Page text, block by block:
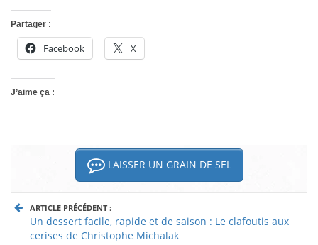
Partager :
Facebook X
J’aime ça :
LAISSER UN GRAIN DE SEL
ARTICLE PRÉCÉDENT :
Un dessert facile, rapide et de saison : Le clafoutis aux
cerises de Christophe Michalak